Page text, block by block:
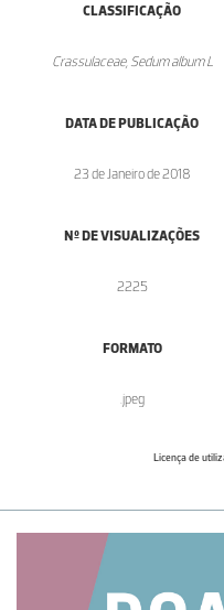
CLASSIFICAÇÃO
Crassulaceae, Sedum album L
DATA DE PUBLICAÇÃO
23 de Janeiro de 2018
Nº DE VISUALIZAÇÕES
2225
FORMATO
.jpeg
Licença de